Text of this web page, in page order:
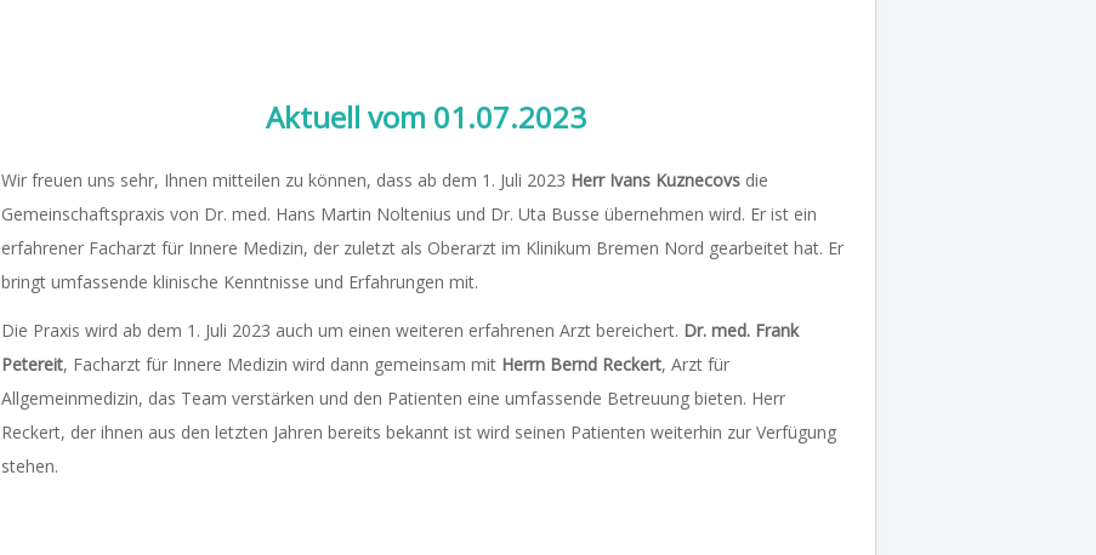
Aktuell vom 01.07.2023
Wir freuen uns sehr, Ihnen mitteilen zu können, dass ab dem 1. Juli 2023 Herr Ivans Kuznecovs die
Gemeinschaftspraxis von Dr. med. Hans Martin Noltenius und Dr. Uta Busse übernehmen wird. Er ist ein
erfahrener Facharzt für Innere Medizin, der zuletzt als Oberarzt im Klinikum Bremen Nord gearbeitet hat. Er
bringt umfassende klinische Kenntnisse und Erfahrungen mit.
Die Praxis wird ab dem 1. Juli 2023 auch um einen weiteren erfahrenen Arzt bereichert. Dr. med. Frank
Petereit, Facharzt für Innere Medizin wird dann gemeinsam mit Herrn Bernd Reckert, Arzt für
Allgemeinmedizin, das Team verstärken und den Patienten eine umfassende Betreuung bieten. Herr
Reckert, der ihnen aus den letzten Jahren bereits bekannt ist wird seinen Patienten weiterhin zur Verfügung
stehen.